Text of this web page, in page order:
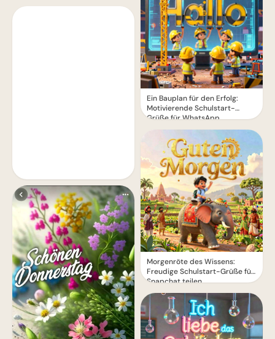
Ein Bauplan für den Erfolg:
Motivierende Schulstart-
Grüße für WhatsApp
Morgenröte des Wissens:
Freudige Schulstart-Grüße für
Snapchat teilen